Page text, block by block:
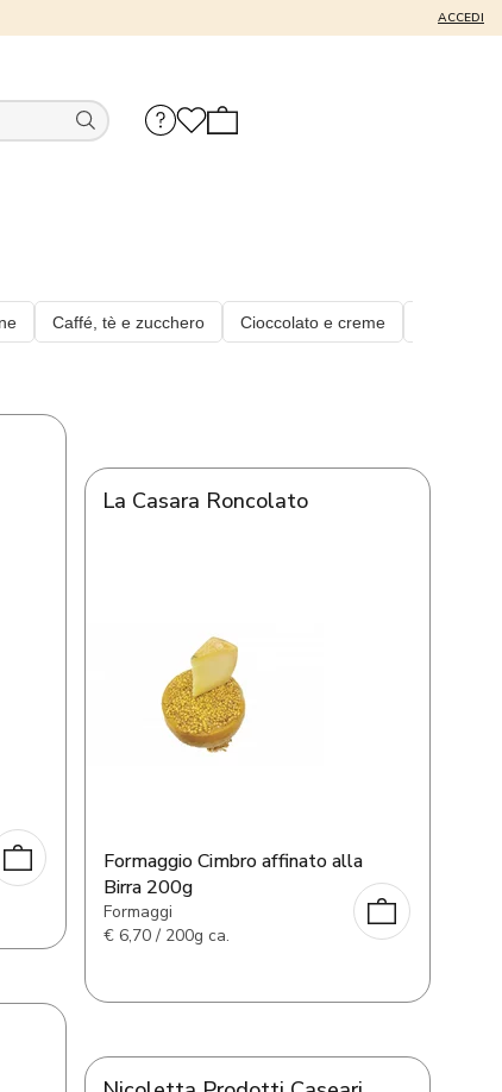
ACCEDI
La Casara Roncolato
Formaggio Cimbro affinato alla
Birra 200g
Formaggi
€ 6,70 / 200g ca.